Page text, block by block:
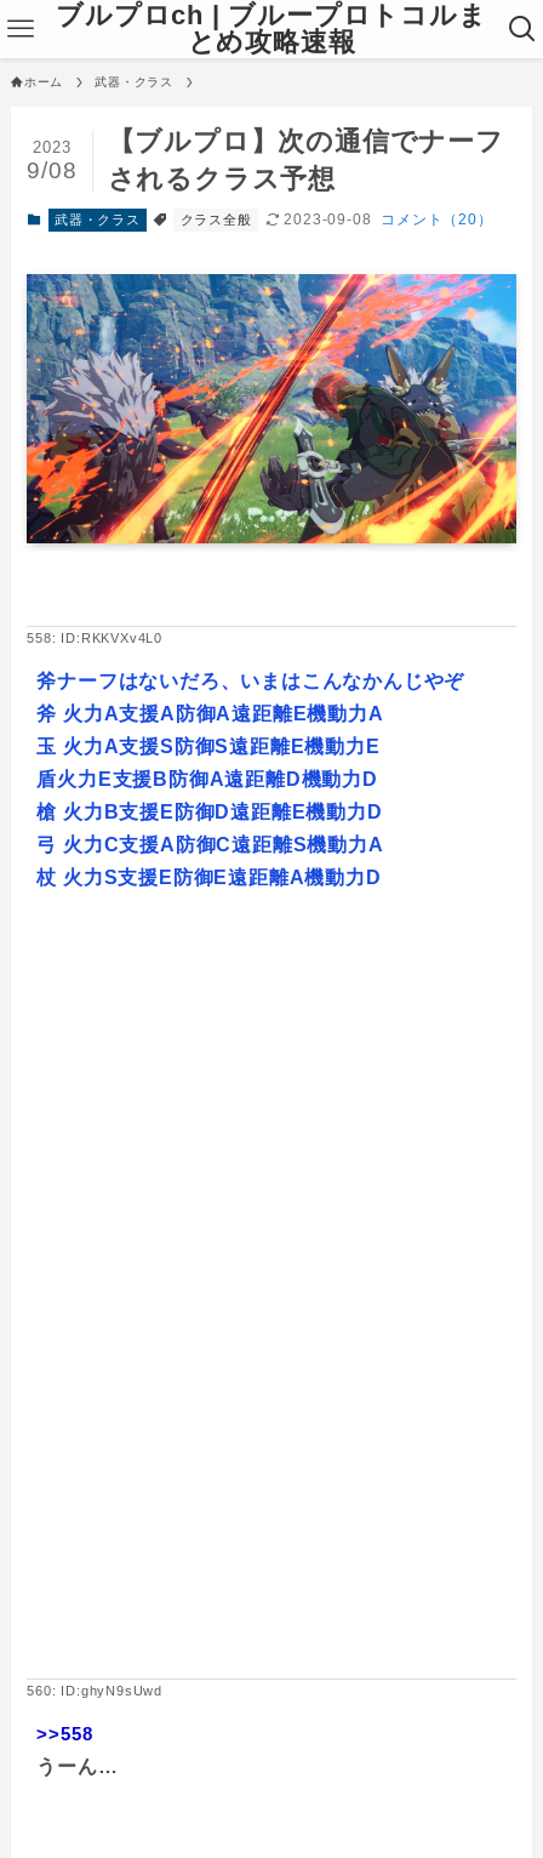
ブルプロch | ブループロトコルま
とめ攻略速報
ホーム 武器・クラス
【ブルプロ】次の通信でナーフ
されるクラス予想
2023
9/08
武器・クラス クラス全般 2023-09-08 コメント（20）
558: ID:RKKVXv4L0
斧ナーフはないだろ、いまはこんなかんじやぞ
斧 火力A支援A防御A遠距離E機動力A
玉 火力A支援S防御S遠距離E機動力E
盾火力E支援B防御A遠距離D機動力D
槍 火力B支援E防御D遠距離E機動力D
弓 火力C支援A防御C遠距離S機動力A
杖 火力S支援E防御E遠距離A機動力D
560: ID:ghyN9sUwd
>>558
うーん…